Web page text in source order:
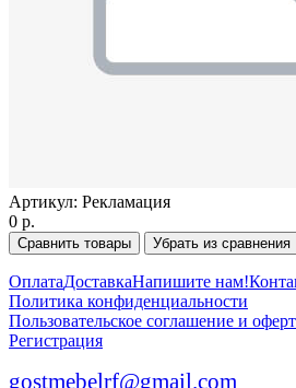
Артикул: Рекламация
0 р.
Сравнить товары Убрать из сравнения
ОплатаДоставкаНапишите нам!
Политика конфиденциальности
Пользовательское соглашение и
Регистрация
gostmebelrf@gmail.com